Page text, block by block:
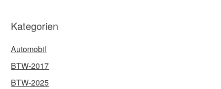
Kategorien
Automobil
BTW-2017
BTW-2025